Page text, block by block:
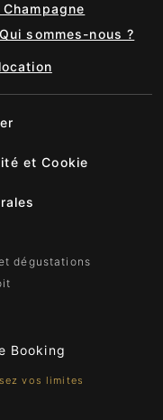
Qui sommes-nous ?
et Cookie
dégustations
Booking
vos limites